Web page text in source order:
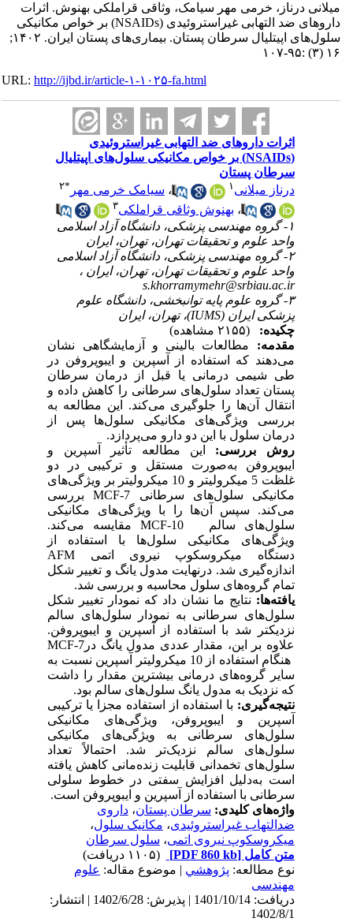
میلانی درناز، خرمی مهر سیامک، وثاقی قراملکی بهنوش. اثرات
داروهای ضد التهابی غیراستروئیدی (NSAIDs) بر خواص مکانیکی
سلول‌های اپیتلیال سرطان پستان. بیماری‌های پستان ایران. ۱۴۰۲;
۱۶ (۳) :۹۵-۱۰۷
URL:http://ijbd.ir/article-۱-۱۰۲۵-fa.html
اثرات داروهای ضد التهابی غیراستروئیدی
(NSAIDs) بر خواص مکانیکی سلول‌های اپیتلیال
سرطان پستان
درناز میلانی
،سیامک خرمی مهر ۲
،بهنوش وثاقی قراملکی
۱- گروه مهندسی پزشکی، دانشگاه آزاد اسلامی
واحد علوم و تحقیقات تهران، تهران، ایران
۲- گروه مهندسی پزشکی، دانشگاه آزاد اسلامی
واحد علوم و تحقیقات تهران، تهران، ایران ،
s.khorramymehr@srbiau.ac.ir
۳- گروه علوم پایه توانبخشی، دانشگاه علوم
پزشکی ایران (IUMS)، تهران، ایران
چکیده:
مقدمه:مطالعات بالینی و آزمایشگاهی نشان
می‌دهند که استفاده از آسپرین و ایبوپروفن در
طی شیمی درمانی یا قبل از درمان سرطان
پستان تعداد سلول‌های سرطانی را کاهش داده و
انتقال آن‌ها را جلوگیری می‌کند. این مطالعه به
بررسی ویژگی‌های مکانیکی سلول‌ها پس از
درمان سلول با این دو دارو می‌پردازد.
روش بررسی: این مطالعه تأثیر آسپرین و
ایبوپروفن به‌صورت مستقل و ترکیبی در دو
غلظت 5 میکرولیتر و 10 میکرولیتر بر ویژگی‌های
مکانیکی سلول‌های سرطانی MCF-7بررسی
می‌کند. سپس آن‌ها را با ویژگی‌های مکانیکی
سلول‌های سالم
MCF-10مقایسه می‌کند.
ویژگی‌های مکانیکی سلول‌ها با استفاده از
دستگاه میکروسکوپ نیروی اتمی
AFM
اندازه‌گیری شد. درنهایت مدول یانگ و تغییر شکل
تمام گروه‌های سلول محاسبه و بررسی شد.
یافته‌ها:نتایج ما نشان داد که نمودار تغییر شکل
سلول‌های سرطانی به نمودار سلول‌های سالم
نزدیکتر شد با استفاده از آسپرین و ایبوپروفن.
علاوه بر این، مقدار عددی مدول یانگ درMCF-7
هنگام استفاده از 10 میکرولیتر آسپرین نسبت به
سایر گروه‌های درمانی بیشترین مقدار را داشت
که نزدیک به مدول یانگ سلول‌های سالم بود.
نتیجه‌گیری:با استفاده از استفاده مجزا یا ترکیبی
آسپرین و ایبوپروفن، ویژگی‌های مکانیکی
سلول‌های سرطانی به ویژگی‌های مکانیکی
سلول‌های سالم نزدیک‌تر شد. احتمالاً تعداد
سلول‌های تخمدانی قابلیت زنده‌مانی کاهش یافته
است به‌دلیل افزایش سفتی در خطوط سلولی
سرطانی با استفاده از آسپرین و ایبوپروفن است.
واژه‌های کلیدی:سرطان پستان،داروی
ضدالتهاب غیراستروئیدی،مکانیک سلول،
میکروسکوپ نیروی اتمی،سلول سرطان
متن کامل[PDF 860 kb]
نوع مطالعه:پژوهشي| موضوع مقاله:علوم
مهندسی
دریافت: 1401/10/14 | پذیرش: 1402/6/28 | انتشار:
1402/8/1